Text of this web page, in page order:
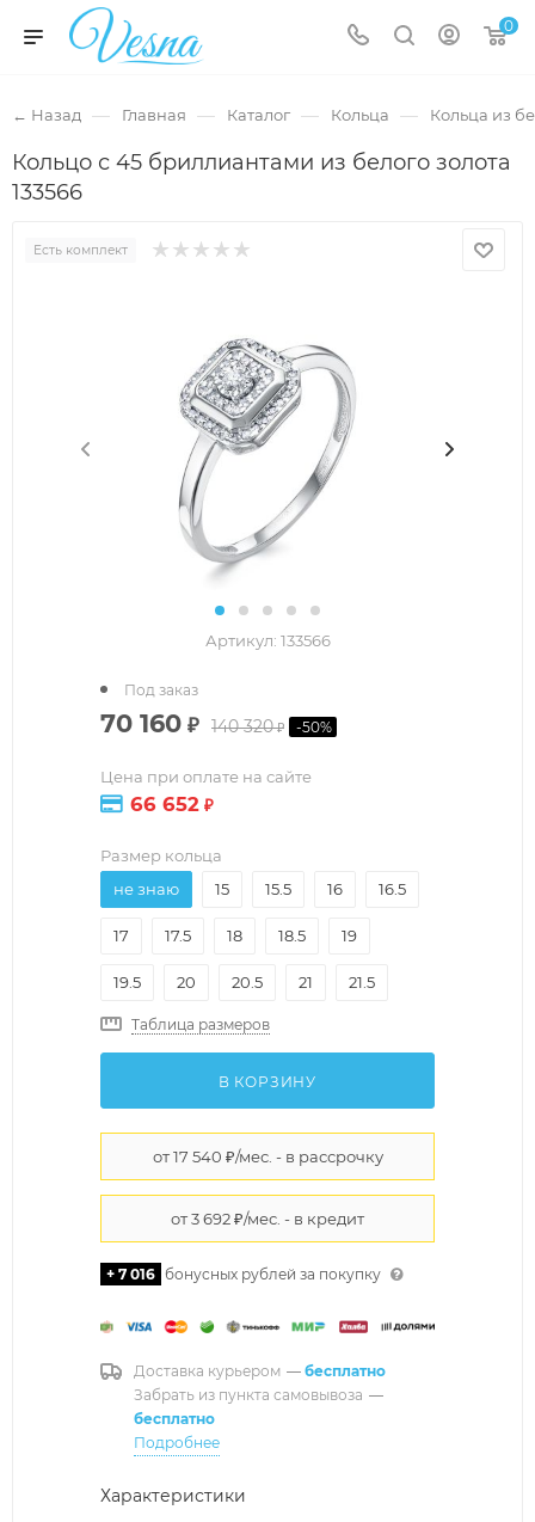
0
← Назад — Главная — Каталог — Кольца — Кольца из
Кольцо с 45 бриллиантами из белого золота
133566
Есть комплект
Артикул: 133566
70 160 ₽ 140 320₽ -50%
Цена при оплате на сайте
66 652 ₽
Под заказ
Размер кольца
не знаю
15 15.5 16 16.5
17 17.5 18 18.5 19
19.5 20 20.5 21 21.5
Таблица размеров
В КОРЗИНУ
+ 7 016 бонусных рублей за покупку
Доставка курьером — бесплатно
Забрать из пункта самовывоза —
бесплатно
Подробнее
Характеристики